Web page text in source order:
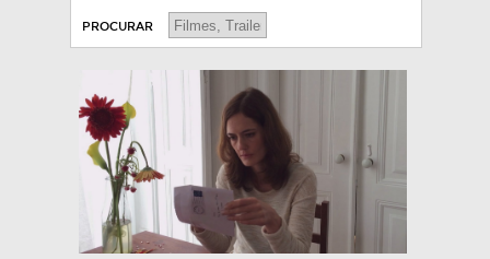
PROCURAR